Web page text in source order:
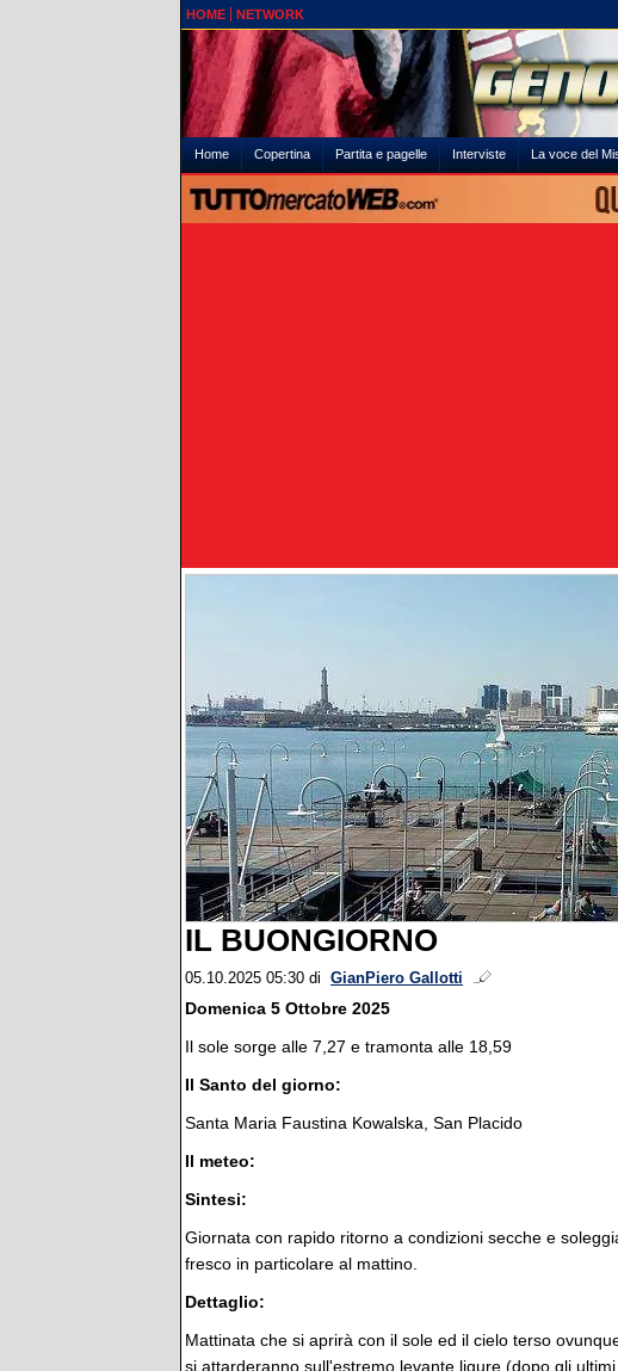
HOME NETWORK
Home Copertina Partita e pagelle Interviste La voce del
IL BUONGIORNO
05.10.2025 05:30 di GianPiero Gallotti
Domenica 5 Ottobre 2025
Il sole sorge alle 7,27 e tramonta alle 18,59
Il Santo del giorno:
Santa Maria Faustina Kowalska, San Placido
Il meteo:
Sintesi:
Giornata con rapido ritorno a condizioni secche e
fresco in particolare al mattino.
Dettaglio:
Mattinata che si aprirà con il sole ed il cielo terso
si attarderanno sull'estremo levante ligure (dopo gli ultimi